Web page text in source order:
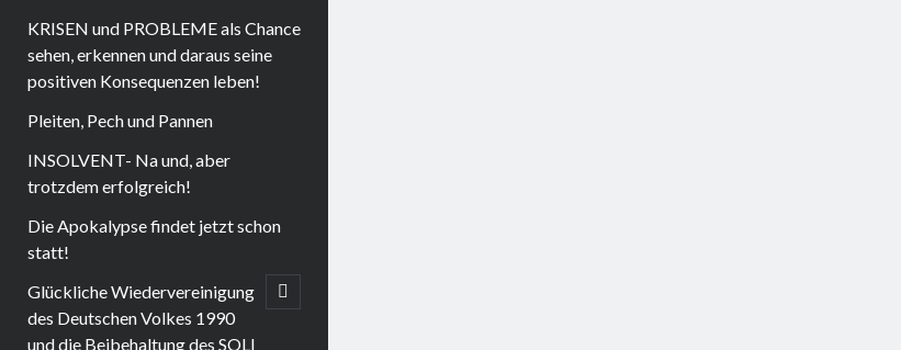
KRISEN und PROBLEME als Chance
sehen, erkennen und daraus seine
positiven Konsequenzen leben!
Pleiten, Pech und Pannen
INSOLVENT- Na und, aber
trotzdem erfolgreich!
Die Apokalypse findet jetzt schon
statt!
Glückliche Wiedervereinigung
des Deutschen Volkes 1990
und die Beibehaltung des SOLI
open
child